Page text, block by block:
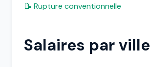
📝 Rupture conventionnelle
Salaires par ville